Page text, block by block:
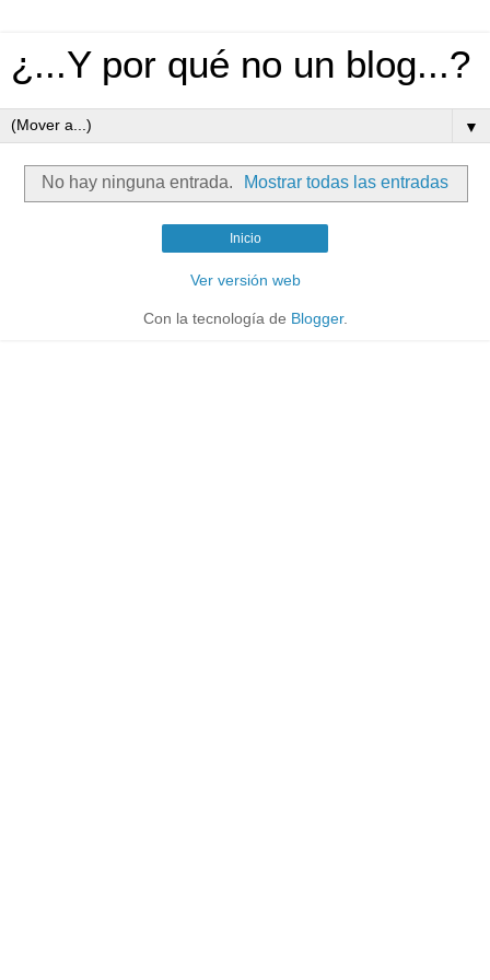
¿...Y por qué no un blog...?
▼
No hay ninguna entrada. Mostrar todas las entradas
Inicio
Ver versión web
Con la tecnología de Blogger.